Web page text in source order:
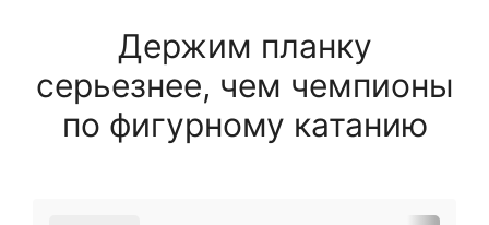
Держим планку
серьезнее, чем чемпионы
по фигурному катанию